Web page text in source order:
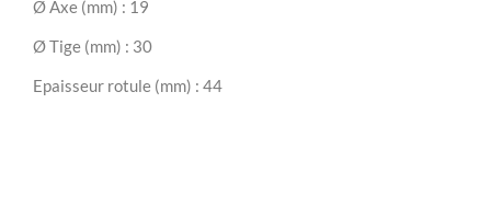
Ø Axe (mm) : 19
Ø Tige (mm) : 30
Epaisseur rotule (mm) : 44